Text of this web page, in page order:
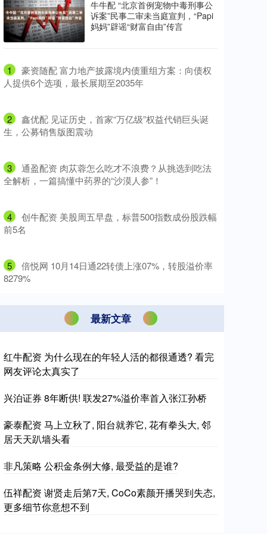
牛牛配 “北京首例宠物中毒刑事公
诉案”民事二审未当庭宣判，“Papi
妈妈”辟谣“财富自由”传言
1
​豪资随配 富力地产披露境内债重组方案：向债权
人提供6个选项，最长展期至2035年
2
​鑫优配 见证历史，首家“万亿级”权益代销巨头诞
生，公募销售版图震动
3
​通盈配资 肉苁蓉怎么吃才不浪费？从挑选到吃法
全解析，一篇搞懂中药界的“沙漠人参”！
4
​创牛配资 美股周五早盘，标普500指数成份股跌幅
前5名
5
​倍悦网 10月14日通22转债上涨07%，转股溢价率
8279%
最新文章
红牛配资 为什么现在的年轻人活的都很通透? 看完
网友评论太真实了
兴泊证券 8年断供! 联发27%溢价率首入张江孙桥
豪泰配资 马上立秋了, 阳台就养它, 花有拳头大, 邻
居天天趴墙头看
非凡策略 公积金条例大修, 最受益的是谁?
伍祥配资 谢贤走后第7天, CoCo素颜开播哭到失态,
更多细节你意想不到